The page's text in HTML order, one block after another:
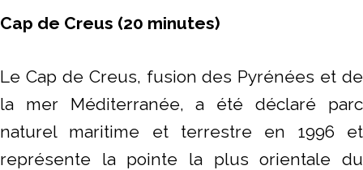
Cap de Creus (20 minutes)
Le Cap de Creus, fusion des Pyrénées et de
la mer Méditerranée, a été déclaré parc
naturel maritime et terrestre en 1996 et
représente la pointe la plus orientale du